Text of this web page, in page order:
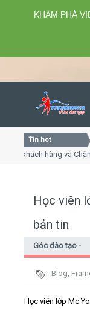
Close
Home
Video
Tin hot
khách hàng và Chăm
Học viên
bản tin
Góc đào tạo -
Blog,
Học viên lớp Mc
KHÁM PHÁ